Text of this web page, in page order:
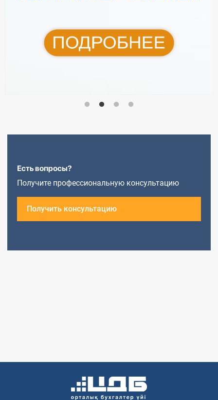
Есть вопросы?
Получите профессиональную консультацию
Получить консультацию